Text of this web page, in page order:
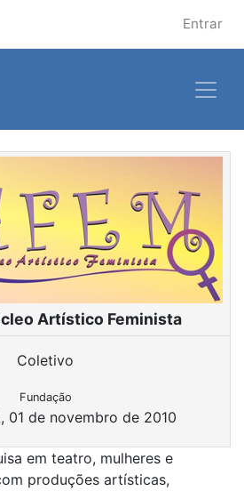
Entrar
em teatro, mulheres e
produções artísticas,
Artístico Feminista
Coletivo
Fundação
01 de novembro de 2010